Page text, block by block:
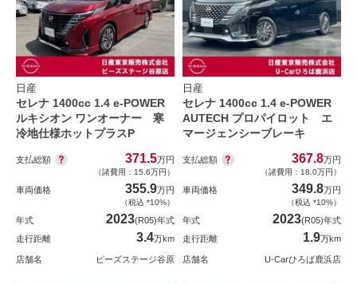
日産
セレナ 1400cc 1.4 e-POWER
ルキシオン ワンオーナー 寒
冷地仕様ホットプラスP
支払総額 371.5万円
（諸費用：15.6万円）
車両価格 355.9万円
（税込 *10%）
年式 2023(R05)年式
走行距離
3.4万km
店舗名 ピーズステージ谷原
日産
セレナ 1400cc 1.4 e-POWER
AUTECH プロパイロット エ
マージェンシーブレーキ
支払総額 367.8万円
（諸費用：18.0万円）
車両価格 349.8万円
（税込 *10%）
年式 2023(R05)年式
走行距離
1.9万km
店舗名 U-Carひろば鹿浜店